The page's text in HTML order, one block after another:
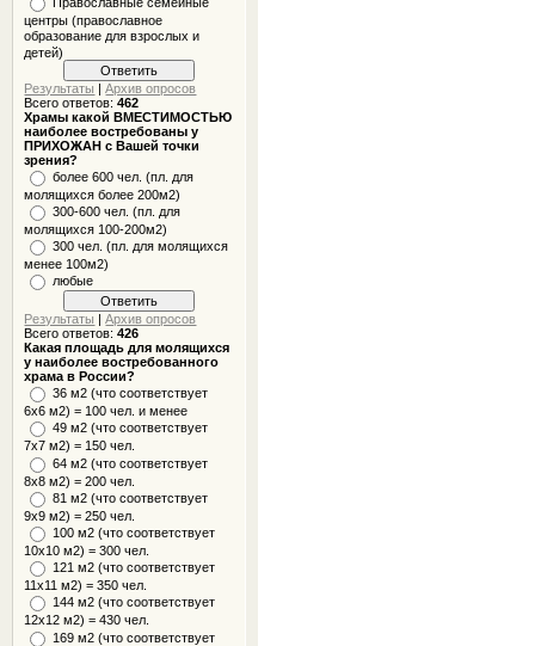
центры (православное
образование для взрослых и
детей)
Результаты |Архив опросов
Всего ответов:462
Храмы какой ВМЕСТИМОСТЬЮ
наиболее востребованы у
ПРИХОЖАН с Вашей точки
зрения?
более 600 чел. (пл. для
молящихся более 200м2)
300-600 чел. (пл. для
молящихся 100-200м2)
300 чел. (пл. для молящихся
менее 100м2)
любые
Результаты |Архив опросов
Всего ответов:426
Какая площадь для молящихся
у наиболее востребованного
храма в России?
36 м2 (что соответствует
6x6 м2) = 100 чел. и менее
49 м2 (что соответствует
7x7 м2) = 150 чел.
64 м2 (что соответствует
8x8 м2) = 200 чел.
81 м2 (что соответствует
9х9 м2) = 250 чел.
100 м2 (что соответствует
10x10 м2) = 300 чел.
121 м2 (что соответствует
11х11 м2) = 350 чел.
144 м2 (что соответствует
12х12 м2) = 430 чел.
169 м2 (что соответствует